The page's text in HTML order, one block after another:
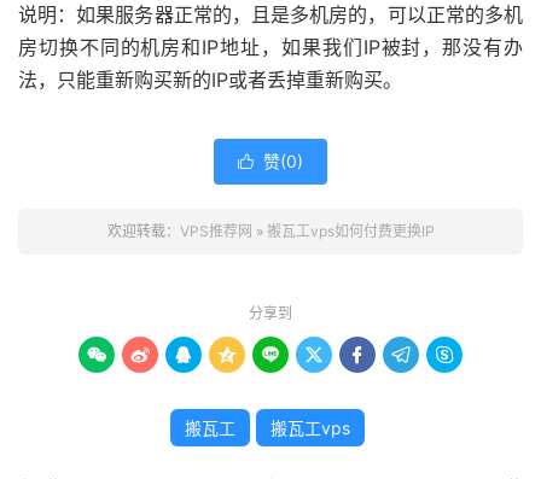
说明：如果服务器正常的，且是多机房的，可以正常的多机
房切换不同的机房和IP地址，如果我们IP被封，那没有办
法，只能重新购买新的IP或者丢掉重新购买。
 赞(0)
欢迎转载： VPS推荐网 » 搬瓦工vps如何付费更换IP
分享到
        
搬瓦工 搬瓦工vps